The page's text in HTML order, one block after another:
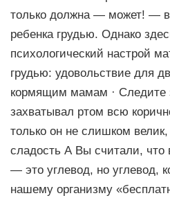
только должна — может! —
ребенка грудью. Однако
психологический настрой
грудью: удовольствие для
кормящим мамам · Следите
захватывал ртом всю
только он не слишком
сладость А Вы считали, что
— это углевод, но углевод,
нашему организму